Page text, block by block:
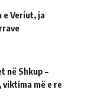
e Veriut, ja
në Shkup –
viktima më e re